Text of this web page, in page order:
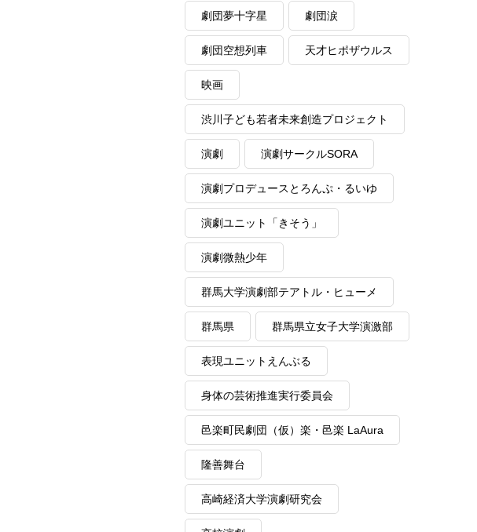
劇団夢十字星 劇団涙
劇団空想列車 天才ヒポザウルス
映画
渋川子ども若者未来創造プロジェクト
演劇 演劇サークルSORA
演劇プロデュースとろんぷ・るいゆ
演劇ユニット「きそう」
演劇微熱少年
群馬大学演劇部テアトル・ヒューメ
群馬県 群馬県立女子大学演激部
表現ユニットえんぶる
身体の芸術推進実行委員会
邑楽町民劇団（仮）楽・邑楽 LaAura
隆善舞台
高崎経済大学演劇研究会